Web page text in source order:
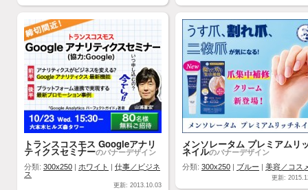
トランスコスモス Googleアナリ
ティクスセミナーのバナーデザイン
分類: 300x250 ホワイト
仕事／ビジネ
ス
更新: 2013.10.03
メンソレータム プレミアムリ
ネイルのバナーデザイン
分類: 300x250 ブルー 美容／コス
更新: